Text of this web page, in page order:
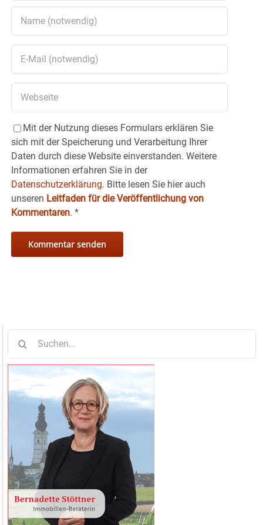
Mit der Nutzung dieses Formulars erklären Sie
sich mit der Speicherung und Verarbeitung Ihrer
Daten durch diese Website einverstanden. Weitere
Informationen erfahren Sie in der
Datenschutzerklärung. Bitte lesen Sie hier auch
unseren Leitfaden für die Veröffentlichung von
Kommentaren. *
nach: